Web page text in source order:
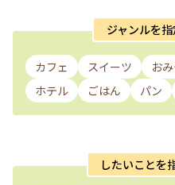
ジャンルを
カフェ スイーツ お
ホテル
ごはん パン
したいことを